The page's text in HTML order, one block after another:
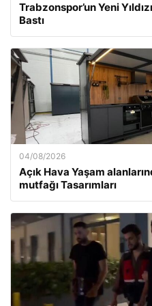
Trabzonspor’un Yeni
Bastı
04/08/2026
Açık Hava Yaşam
mutfağı Tasarımları